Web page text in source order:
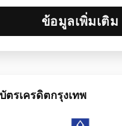
ข้อมูลเพิ่มเติม
ตรเครดิตกรุงเทพ